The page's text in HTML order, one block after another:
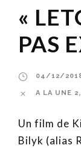
«
PAS
04/12/
A LA UNE 2,
Un film de
Bilyk (alias